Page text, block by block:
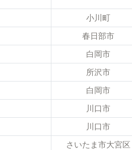
小川町
春日部市
白岡市
所沢市
白岡市
川口市
川口市
さいたま市大宮区